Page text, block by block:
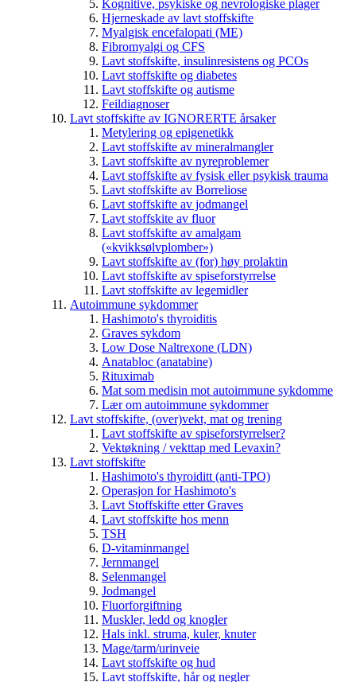
Kognitive, psykiske og nevrologiske plager
Hjerneskade av lavt stoffskifte
Myalgisk encefalopati (ME)
Fibromyalgi og CFS
Lavt stoffskifte, insulinresistens og PCOs
Lavt stoffskifte og diabetes
Lavt stoffskifte og autisme
Feildiagnoser
Lavt stoffskifte av IGNORERTE årsaker
Metylering og epigenetikk
Lavt stoffskifte av mineralmangler
Lavt stoffskifte av nyreproblemer
Lavt stoffskifte av fysisk eller psykisk trauma
Lavt stoffskifte av Borreliose
Lavt stoffskifte av jodmangel
Lavt stoffskite av fluor
Lavt stoffskifte av amalgam
(«kvikksølvplomber»)
Lavt stoffskifte av (for) høy prolaktin
Lavt stoffskifte av spiseforstyrrelse
Lavt stoffskifte av legemidler
Autoimmune sykdommer
Hashimoto's thyroiditis
Graves sykdom
Low Dose Naltrexone (LDN)
Anatabloc (anatabine)
Rituximab
Mat som medisin mot autoimmune sykdomme
Lær om autoimmune sykdommer
Lavt stoffskifte, (over)vekt, mat og trening
Lavt stoffskifte av spiseforstyrrelser?
Vektøkning / vekttap med Levaxin?
Lavt stoffskifte
Hashimoto's thyroiditt (anti-TPO)
Operasjon for Hashimoto's
Lavt Stoffskifte etter Graves
Lavt stoffskifte hos menn
TSH
D-vitaminmangel
Jernmangel
Selenmangel
Jodmangel
Fluorforgiftning
Muskler, ledd og knogler
Hals inkl. struma, kuler, knuter
Mage/tarm/urinveie
Lavt stoffskifte og hud
Lavt stoffskifte, hår og negler